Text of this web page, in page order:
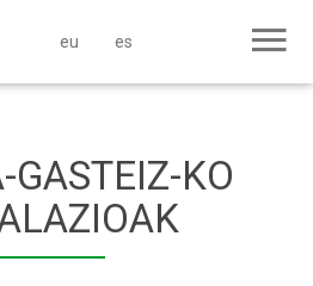
eu es
GASTEIZ-KO